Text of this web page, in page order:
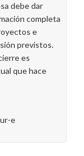
debe dar
completa
e
previstos.
es
que hace
e